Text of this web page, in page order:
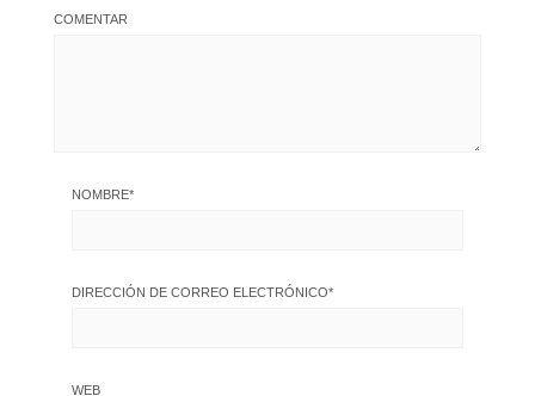
COMENTAR
NOMBRE*
DIRECCIÓN DE CORREO ELECTRÓNICO*
WEB